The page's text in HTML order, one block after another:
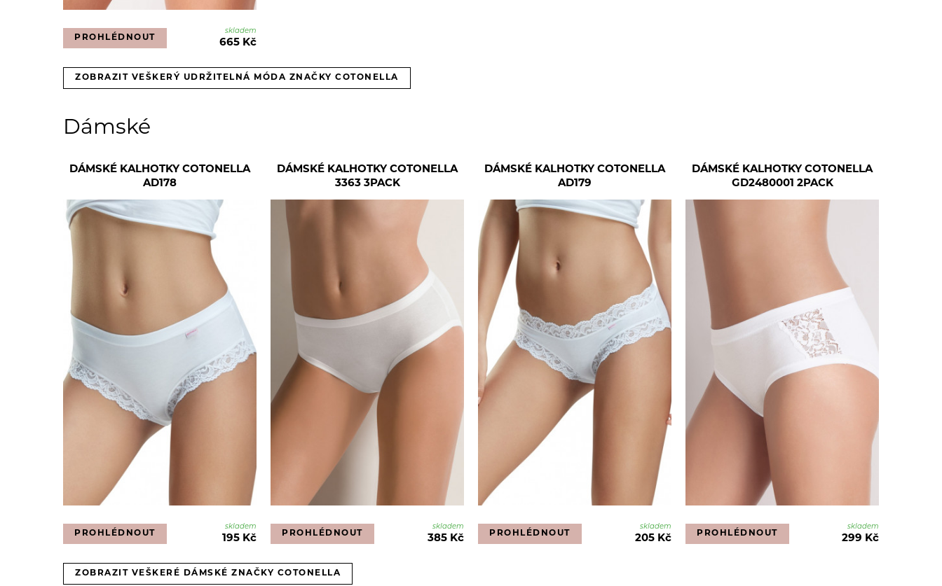
PROHLÉDNOUT
skladem
665 Kč
ZOBRAZIT VEŠKERÝ UDRŽITELNÁ MÓDA ZNAČKY COTONELLA
Dámské
DÁMSKÉ KALHOTKY COTONELLA
AD178
PROHLÉDNOUT
skladem
195 Kč
DÁMSKÉ KALHOTKY COTONELLA
3363 3PACK
PROHLÉDNOUT
skladem
385 Kč
DÁMSKÉ KALHOTKY COTONELLA
AD179
PROHLÉDNOUT
skladem
205 Kč
DÁMSKÉ KALHOTKY COTONELLA
GD2480001 2PACK
PROHLÉDNOUT
skladem
299 Kč
ZOBRAZIT VEŠKERÉ DÁMSKÉ ZNAČKY COTONELLA